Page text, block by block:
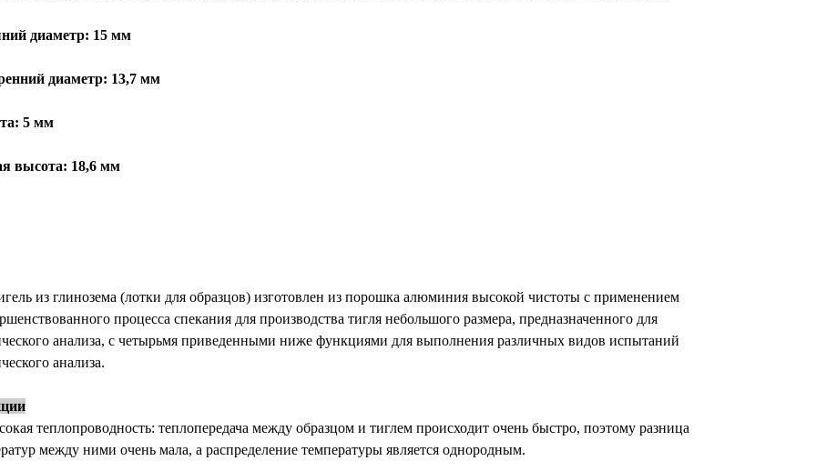
диаметр: 15 мм
диаметр: 13,7 мм
5 мм
высота: 18,6 мм
из глинозема (лотки для образцов) изготовлен из порошка алюминия высокой чистоты с применением
процесса спекания для производства тигля небольшого размера, предназначенного для
анализа, с четырьмя приведенными ниже функциями для выполнения различных видов испытаний
анализа.
теплопроводность: теплопередача между образцом и тиглем происходит очень быстро, поэтому разница
между ними очень мала, а распределение температуры является однородным.